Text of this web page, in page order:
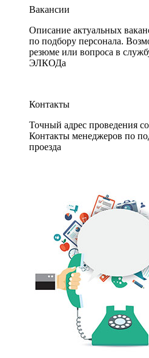
Вакансии
Описание актуальных
по подбору персонала.
резюме или вопроса в
ЭЛКОДа
Контакты
Точный адрес проведения
Контакты менеджеров по
проезда